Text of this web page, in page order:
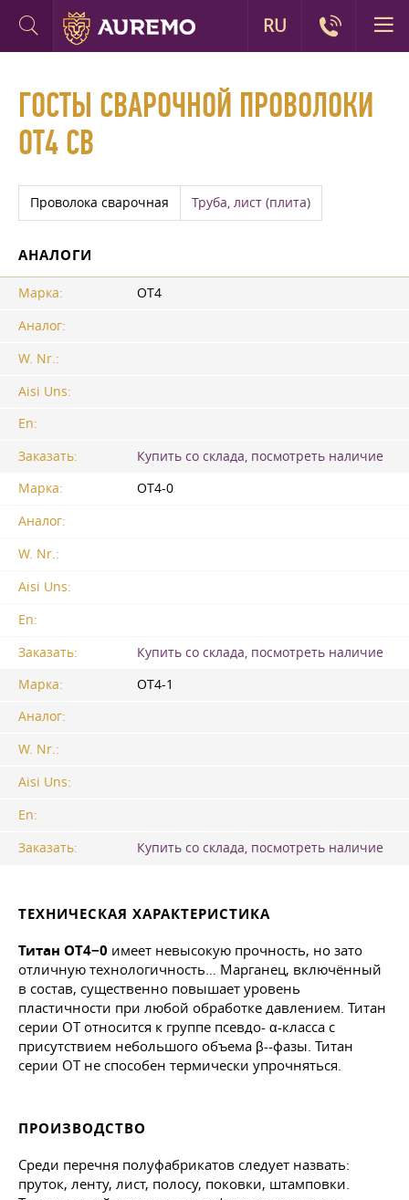
ГОСТЫ СВАРОЧНОЙ ПРОВОЛОКИ
ОТ4 СВ
Проволока сварочная Труба, лист (плита)
АНАЛОГИ
Марка:
ОТ4
Аналог:
W. Nr.:
Aisi Uns:
En:
Заказать:
Купить со склада, посмотреть наличие
Марка:
ОТ4-0
Аналог:
W. Nr.:
Aisi Uns:
En:
Заказать:
Купить со склада, посмотреть наличие
Марка:
ОТ4-1
Аналог:
W. Nr.:
Aisi Uns:
En:
Заказать:
Купить со склада, посмотреть наличие
ТЕХНИЧЕСКАЯ ХАРАКТЕРИСТИКА
Титан ОТ4−0 имеет невысокую прочность, но зато
отличную технологичность… Марганец, включённый
в состав, существенно повышает уровень
пластичности при любой обработке давлением. Титан
серии ОТ относится к группе псевдо- α-класса с
присутствием небольшого объема β--фазы. Титан
серии ОТ не способен термически упрочняться.
ПРОИЗВОДСТВО
Среди перечня полуфабрикатов следует назвать:
пруток, ленту, лист, полосу, поковки, штамповки.
RU